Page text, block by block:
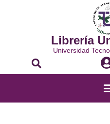
Librería
Universidad